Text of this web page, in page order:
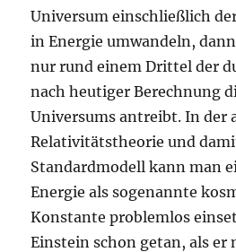
Universum einschließlich
in Energie umwandeln,
nur rund einem Drittel der
nach heutiger Berechnung
Universums antreibt. In der
Relativitätstheorie und
Standardmodell kann man
Energie als sogenannte
Konstante problemlos
Einstein schon getan, als er